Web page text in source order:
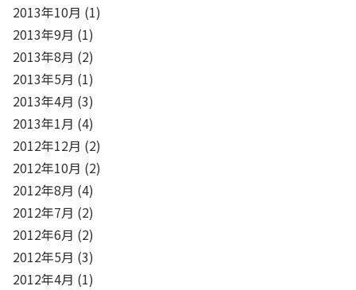
2013年10月 (1)
2013年9月 (1)
2013年8月 (2)
2013年5月 (1)
2013年4月 (3)
2013年1月 (4)
2012年12月 (2)
2012年10月 (2)
2012年8月 (4)
2012年7月 (2)
2012年6月 (2)
2012年5月 (3)
2012年4月 (1)